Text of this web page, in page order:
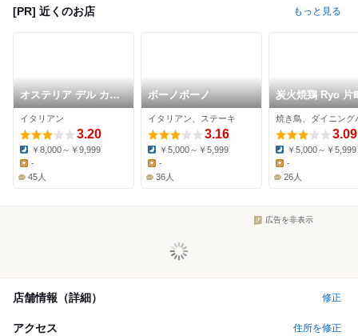
[PR] 近くのお店 もっと見る
オステリア デル カン
パーニュ
イタリアン
3.20
Dinner:
￥8,000～￥9,999
Lunch:
-
45人
ボーノボーノ
イタリアン、ステーキ
3.16
Dinner:
￥5,000～￥5,999
Lunch:
-
36人
炭火焼鶏 Ryo 片
3.09
Dinner:
￥5,000～￥5,999
Lunch:
-
26人
広告を非表示
店舗情報（詳細） 修正
アクセス 住所を修正